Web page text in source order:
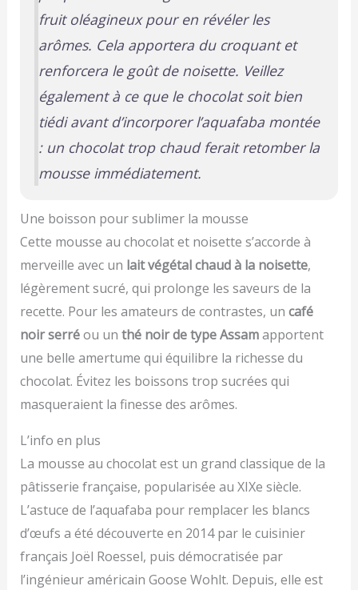
fruit oléagineux pour en révéler les
arômes. Cela apportera du croquant et
renforcera le goût de noisette. Veillez
également à ce que le chocolat soit bien
tiédi avant d’incorporer l’aquafaba montée
: un chocolat trop chaud ferait retomber la
mousse immédiatement.
Une boisson pour sublimer la mousse
Cette mousse au chocolat et noisette s’accorde à
merveille avec un lait végétal chaud à la noisette,
légèrement sucré, qui prolonge les saveurs de la
recette. Pour les amateurs de contrastes, un café
noir serréou un thé noir de type Assamapportent
une belle amertume qui équilibre la richesse du
chocolat. Évitez les boissons trop sucrées qui
masqueraient la finesse des arômes.
L’info en plus
La mousse au chocolat est un grand classique de la
pâtisserie française, popularisée au XIXe siècle.
L’astuce de l’aquafaba pour remplacer les blancs
d’œufs a été découverte en 2014 par le cuisinier
français Joël Roessel, puis démocratisée par
l’ingénieur américain Goose Wohlt. Depuis, elle est